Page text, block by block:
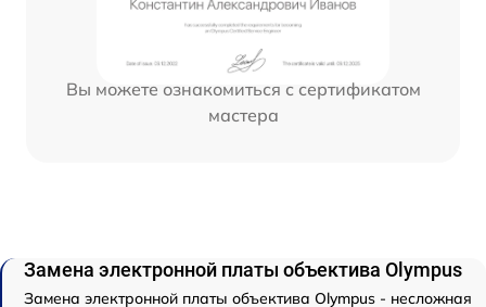
Вы можете ознакомиться с сертификатом
мастера
Замена электронной платы объектива Olympus
Замена электронной платы объектива Olympus - несложная